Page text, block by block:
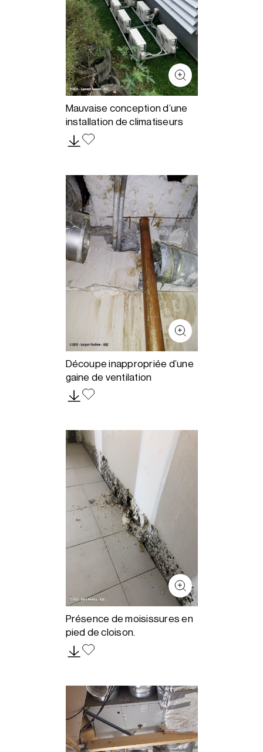
Mauvaise conception d’une
installation de climatiseurs
Découpe inappropriée d’une
gaine de ventilation
Présence de moisissures en
pied de cloison.